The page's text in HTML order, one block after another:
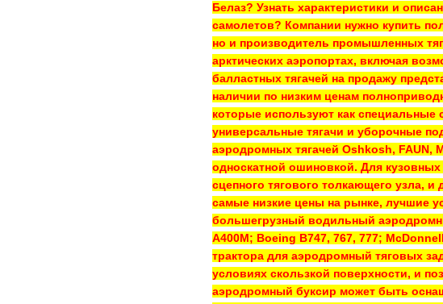
Белаз? Узнать характеристики и
самолетов? Компании нужно купить
но и производитель промышленных
арктических аэропортах, включая
балластных тягачей на продажу
наличии по низким ценам
которые используют как
универсальные тягачи и уборочные
аэродромных тягачей Oshkosh, FAUN,
односкатной ошиновкой. Для
сцепного тягового толкающего узла,
самые низкие цены на рынке, лучшие
большегрузный водильный
A400M; Boeing B747, 767, 777;
трактора для аэродромный тяговых
условиях скользкой поверхности, и
аэродромный буксир может быть